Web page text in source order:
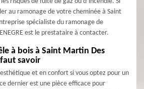
au ramonage de votre cheminée à Saint
spécialiste du ramonage de
est le prestataire à contacter.
à bois à Saint Martin Des
savoir
et en confort si vous optez pour un
dernier est une pièce efficace pour